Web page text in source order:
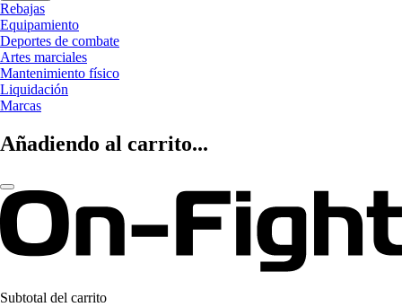
Rebajas
Equipamiento
Deportes de combate
Artes marciales
Mantenimiento físico
Liquidación
Marcas
Añadiendo al carrito...
Subtotal del carrito